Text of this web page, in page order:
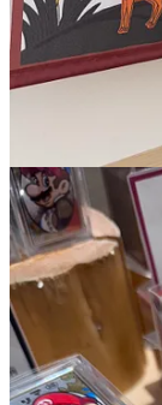
Merci à toutes et à
d’avoir lu cette
abonner pour